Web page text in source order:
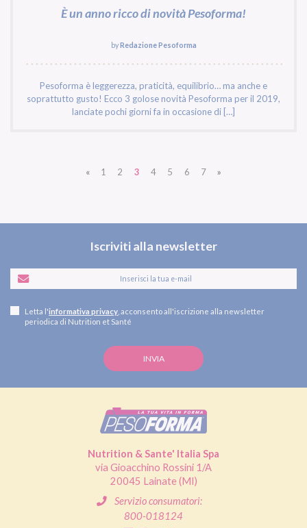
È un anno ricco di novità Pesoforma!
byRedazione Pesoforma
Pesoforma è leggerezza, praticità, equilibrio… ma anche e
soprattutto gusto! Ecco 3 golose novità Pesoforma per il 2019,
lanciate pochi giorni fa in occasione di […]
« 1 2 3 4 5 6 7 »
Iscriviti alla newsletter
Letta l'informativa privacy , acconsento all'iscrizione alla newsletter
periodica di Nutrition et Santé
Nutrition & Sante' Italia Spa
via Gioacchino Rossini 1/A
20045 Lainate (MI)
Servizio consumatori:
800-018124